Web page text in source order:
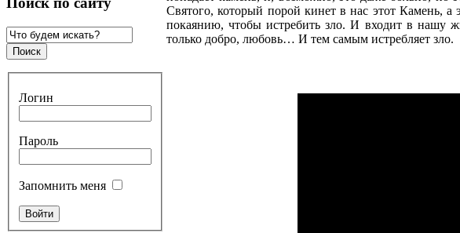
Логин
Пароль
Запомнить меня
Святого, который порой кинет в нас этот Камень,
покаянию, чтобы истребить зло. И входит в нашу
только добро, любовь… И тем самым истребляет зло.